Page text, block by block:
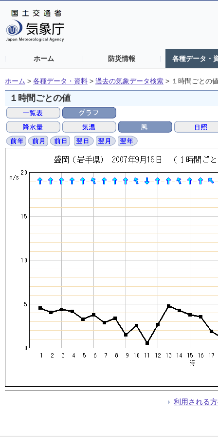
ホーム 防災情報 各種データ・
ホーム > 各種データ・資料 > 過去の気象データ検索 > １時間ごとの
１時間ごとの値
利用される